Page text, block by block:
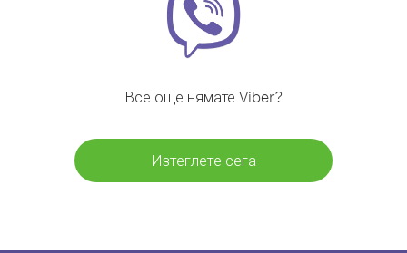
Все още нямате Viber?
Изтеглете сега